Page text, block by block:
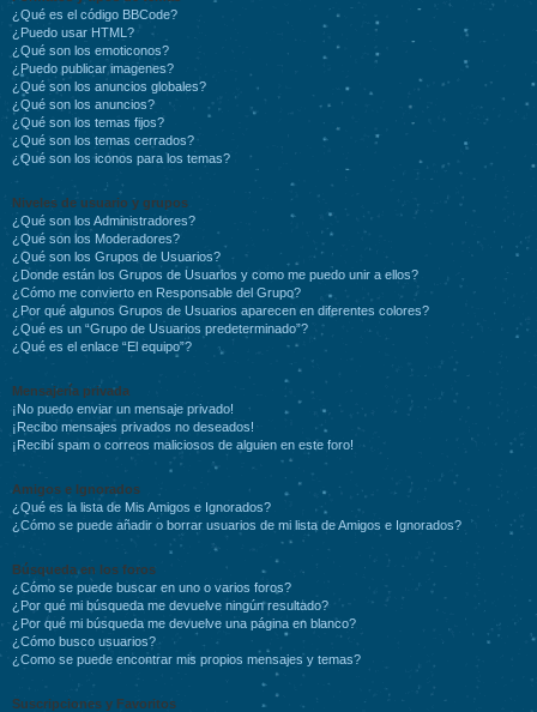
¿Qué es el código BBCode?
¿Puedo usar HTML?
¿Qué son los emoticonos?
¿Puedo publicar imagenes?
¿Qué son los anuncios globales?
¿Qué son los anuncios?
¿Qué son los temas fijos?
¿Qué son los temas cerrados?
¿Qué son los iconos para los temas?
Niveles de usuario y grupos
¿Qué son los Administradores?
¿Qué son los Moderadores?
¿Qué son los Grupos de Usuarios?
¿Donde están los Grupos de Usuarios y como me puedo unir a ellos?
¿Cómo me convierto en Responsable del Grupo?
¿Por qué algunos Grupos de Usuarios aparecen en diferentes colores?
¿Qué es un “Grupo de Usuarios predeterminado”?
¿Qué es el enlace “El equipo”?
Mensajería privada
¡No puedo enviar un mensaje privado!
¡Recibo mensajes privados no deseados!
¡Recibí spam o correos maliciosos de alguien en este foro!
Amigos e Ignorados
¿Qué es la lista de Mis Amigos e Ignorados?
¿Cómo se puede añadir o borrar usuarios de mi lista de Amigos e Ignorados?
Búsqueda en los foros
¿Cómo se puede buscar en uno o varios foros?
¿Por qué mi búsqueda me devuelve ningún resultado?
¿Por qué mi búsqueda me devuelve una página en blanco?
¿Cómo busco usuarios?
¿Como se puede encontrar mis propios mensajes y temas?
Suscripciones y Favoritos